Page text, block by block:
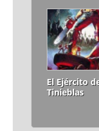
El Ejército
Tinieblas